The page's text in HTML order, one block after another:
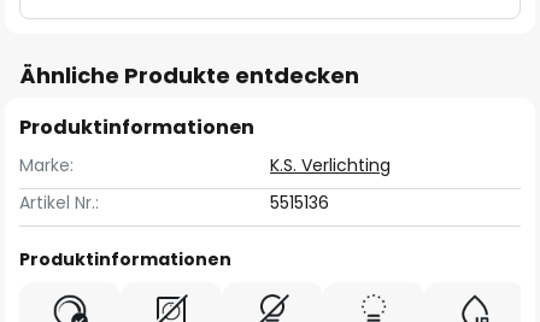
Ähnliche Produkte entdecken
Produktinformationen
Marke:
K.S. Verlichting
Artikel Nr.:
5515136
Produktinformationen